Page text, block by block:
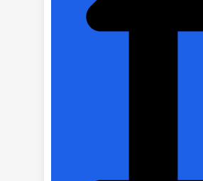
MCCB kèm cuộn cắt
Liên hệ mua
Vui lòng liên hệ Vật Tư 365
nhất nhé! Rất hân hạnh